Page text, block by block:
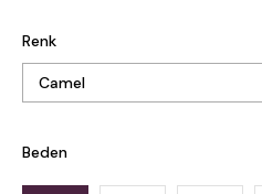
Renk
Beden